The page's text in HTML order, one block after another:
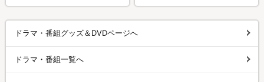
ドラマ・番組グッズ＆DVDページへ
ドラマ・番組一覧へ